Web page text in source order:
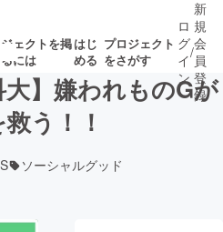
ェクトを掲
には
はじ
める
プロジェクト
をさがす
ロジェクト
ロ
グ
イ
ン
/
新
規
会
員
登
録
大】嫌われものGが
う！！
ソーシャルグッド